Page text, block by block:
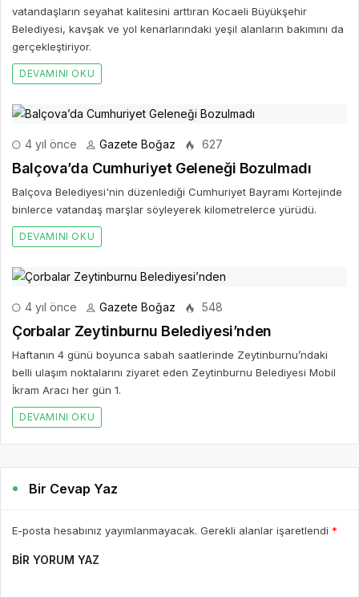
vatandaşların seyahat kalitesini arttıran Kocaeli Büyükşehir
Belediyesi, kavşak ve yol kenarlarındaki yeşil alanların bakımını da
gerçekleştiriyor.
DEVAMINI OKU
4 yıl önce Gazete Boğaz 627
Balçova’da Cumhuriyet Geleneği Bozulmadı
Balçova Belediyesi'nin düzenlediği Cumhuriyet Bayramı Kortejinde
binlerce vatandaş marşlar söyleyerek kilometrelerce yürüdü.
DEVAMINI OKU
4 yıl önce Gazete Boğaz 548
Çorbalar Zeytinburnu Belediyesi’nden
Haftanın 4 günü boyunca sabah saatlerinde Zeytinburnu’ndaki
belli ulaşım noktalarını ziyaret eden Zeytinburnu Belediyesi Mobil
İkram Aracı her gün 1.
DEVAMINI OKU
Bir Cevap Yaz
E-posta hesabınız yayımlanmayacak. Gerekli alanlar işaretlendi *
BIR YORUM YAZ